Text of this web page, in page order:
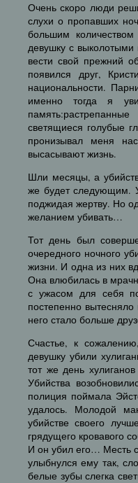
Очень скоро люди
слухи о пропавших
большим
девушку с выколотыми
вести свой прежний
появился друг,
национальности.
именно тогда я
светящиеся голубые
пронизывал меня
высасывают жизнь.
Шли месяцы, а
же будет следующим.
поджидая жертву. Но
желанием убивать…
Тот день был
очередного ночного
жизни. И одна из них
Она влюбилась в
с ужасом для себя
постепенно
него стало больше
Счастье, к
девушку убили
тот же день
Убийства
полиция поймала
удалось. Молодой
убийстве своего
грядущего кровавого
И он убил его… Месть
улыбнулся ему так,
белые зубы слегка